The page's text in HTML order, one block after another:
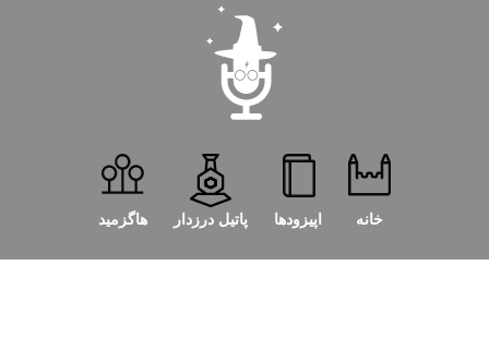
خانه اپیزودها پاتیل درزدار هاگزمید